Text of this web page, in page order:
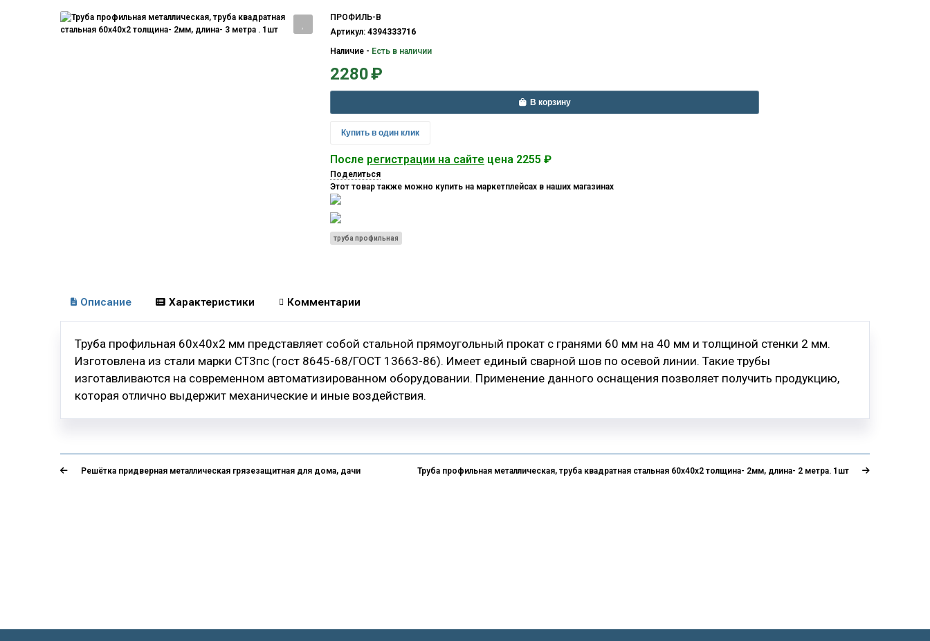
ПРОФИЛЬ-В
Артикул: 4394333716
Наличие - Есть в наличии
2280₽
В корзину
Купить в один клик
После регистрации на сайте цена 2255 ₽
Поделиться
Этот товар также можно купить на маркетплейсах в наших магазинах
труба профильная
Описание Характеристики Комментарии
Труба профильная 60х40х2 мм представляет собой стальной прямоугольный прокат с гранями 60 мм на 40 мм и толщиной стенки 2 мм.
Изготовлена из стали марки СТ3пс (гост 8645-68/ГОСТ 13663-86). Имеет единый сварной шов по осевой линии. Такие трубы
изготавливаются на современном автоматизированном оборудовании. Применение данного оснащения позволяет получить продукцию,
которая отлично выдержит механические и иные воздействия.
Решётка придверная металлическая грязезащитная для дома, дачи Труба профильная металлическая, труба квадратная стальная 60х40х2 толщина- 2мм, длина- 2 метра. 1шт